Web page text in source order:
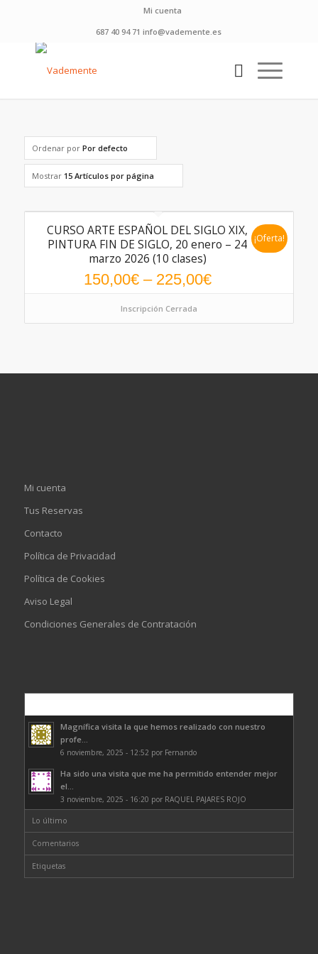
Mi cuenta
687 40 94 71 info@vademente.es
Ordenar por Por defecto
Mostrar 15 Artículos por página
CURSO ARTE ESPAÑOL DEL SIGLO XIX,
PINTURA FIN DE SIGLO, 20 enero – 24
marzo 2026 (10 clases)
150,00€– 225,00€
¡Oferta!
Inscripción Cerrada
Mi cuenta
Tus Reservas
Contacto
Política de Privacidad
Política de Cookies
Aviso Legal
Condiciones Generales de Contratación
Magnífica visita la que hemos realizado con nuestro
profe...
6 noviembre, 2025 - 12:52 por Fernando
Ha sido una visita que me ha permitido entender mejor
el...
3 noviembre, 2025 - 16:20 por RAQUEL PAJARES ROJO
Lo último
Comentarios
Etiquetas